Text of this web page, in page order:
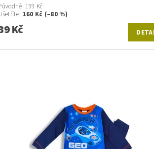
199 Kč
: 160 Kč (–80 %)
Kč